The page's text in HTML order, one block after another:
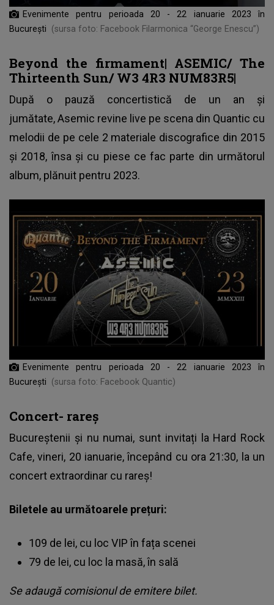
Evenimente pentru perioada 20 - 22 ianuarie 2023 în
București
(sursa foto: Facebook Filarmonica “George Enescu”)
Beyond the firmament| ASEMIC/ The
Thirteenth Sun/ W3 4R3 NUM83R5|
După o pauză concertistică de un an și
jumătate, Asemic revine live pe scena din Quantic cu
melodii de pe cele 2 materiale discografice din 2015
și 2018, însa și cu piese ce fac parte din următorul
album, plănuit pentru 2023.
Evenimente pentru perioada 20 - 22 ianuarie 2023 în
București
(sursa foto: Facebook Quantic)
Concert- rareș
Bucureștenii și nu numai, sunt invitați la Hard Rock
Cafe, vineri, 20 ianuarie, începând cu ora 21:30, la un
concert extraordinar cu rareș!
Biletele au următoarele prețuri:
109 de lei, cu loc VIP în fața scenei
79 de lei, cu loc la masă, în sală
Se adaugă comisionul de emitere bilet.